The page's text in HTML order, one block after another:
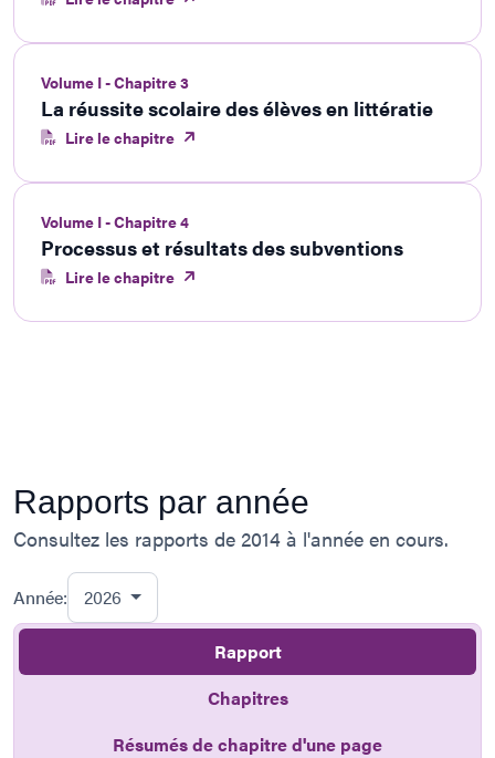
Volume I - Chapitre 3
La réussite scolaire des élèves en littératie
Lire le chapitre
Volume I - Chapitre 4
Processus et résultats des subventions
Lire le chapitre
Rapports par année
Consultez les rapports de 2014 à l'année en cours.
Année: 2026
Rapport
Chapitres
Résumés de chapitre d'une page